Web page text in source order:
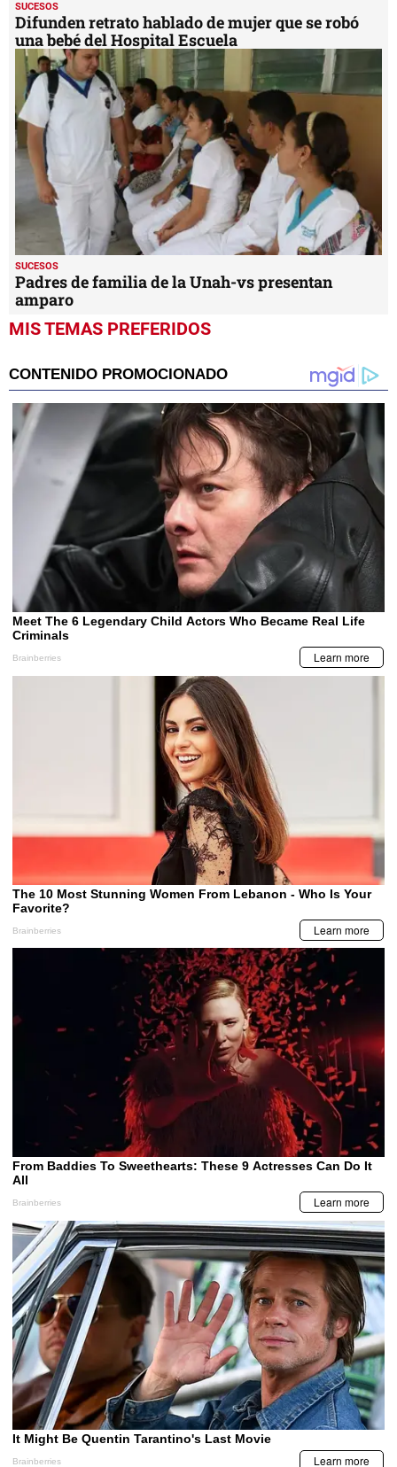
SUCESOS
Difunden retrato hablado de mujer que se robó
una bebé del Hospital Escuela
SUCESOS
Padres de familia de la Unah-vs presentan
amparo
MIS TEMAS PREFERIDOS